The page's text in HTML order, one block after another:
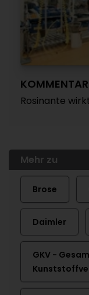
KOMMENTAR
Rosinante
Mehr zu
Brose
Daimler
GKV -